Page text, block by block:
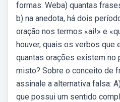
formas. Weba) quantas
b) na anedota, há dois
oração nos termos «ai!» e
houver, quais os verbos que
quantas orações existem no
misto? Sobre o conceito de
assinale a alternativa falsa:
que possui um sentido